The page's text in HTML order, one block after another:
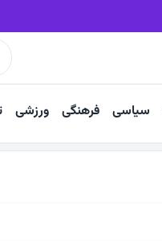
سیاسی فرهنگی ورزشی